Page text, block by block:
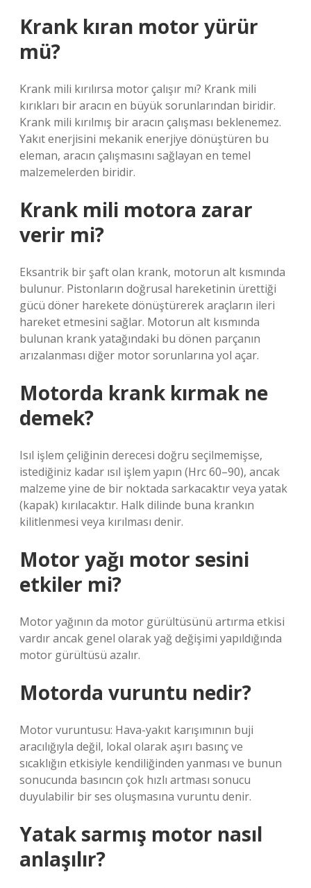
Krank kıran motor yürür
mü?
Krank mili kırılırsa motor çalışır mı? Krank mili
kırıkları bir aracın en büyük sorunlarından biridir.
Krank mili kırılmış bir aracın çalışması beklenemez.
Yakıt enerjisini mekanik enerjiye dönüştüren bu
eleman, aracın çalışmasını sağlayan en temel
malzemelerden biridir.
Krank mili motora zarar
verir mi?
Eksantrik bir şaft olan krank, motorun alt kısmında
bulunur. Pistonların doğrusal hareketinin ürettiği
gücü döner harekete dönüştürerek araçların ileri
hareket etmesini sağlar. Motorun alt kısmında
bulunan krank yatağındaki bu dönen parçanın
arızalanması diğer motor sorunlarına yol açar.
Motorda krank kırmak ne
demek?
Isıl işlem çeliğinin derecesi doğru seçilmemişse,
istediğiniz kadar ısıl işlem yapın (Hrc 60–90), ancak
malzeme yine de bir noktada sarkacaktır veya yatak
(kapak) kırılacaktır. Halk dilinde buna krankın
kilitlenmesi veya kırılması denir.
Motor yağı motor sesini
etkiler mi?
Motor yağının da motor gürültüsünü artırma etkisi
vardır ancak genel olarak yağ değişimi yapıldığında
motor gürültüsü azalır.
Motorda vuruntu nedir?
Motor vuruntusu: Hava-yakıt karışımının buji
aracılığıyla değil, lokal olarak aşırı basınç ve
sıcaklığın etkisiyle kendiliğinden yanması ve bunun
sonucunda basıncın çok hızlı artması sonucu
duyulabilir bir ses oluşmasına vuruntu denir.
Yatak sarmış motor nasıl
anlaşılır?